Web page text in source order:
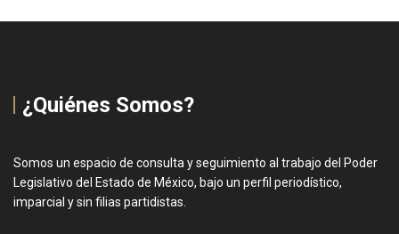
¿Quiénes Somos?
Somos un espacio de consulta y seguimiento al trabajo del Poder
Legislativo del Estado de México, bajo un perfil periodístico,
imparcial y sin filias partidistas.